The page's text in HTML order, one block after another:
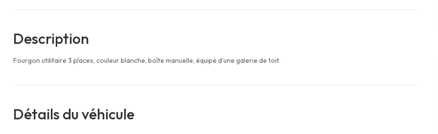
Description
Fourgon utilitaire 3 places, couleur blanche, boîte manuelle, équipé d'une galerie de toit.
Détails du véhicule